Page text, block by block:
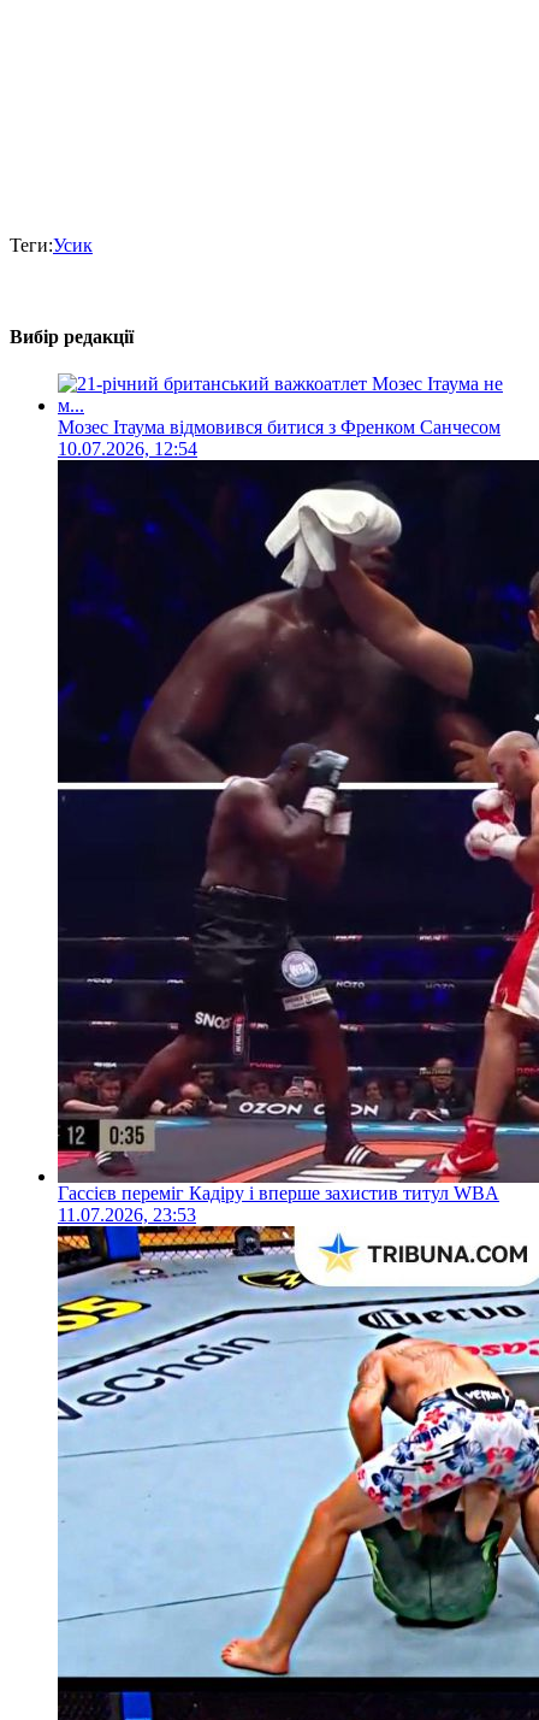
Теги:Усик
Вибір редакції
Мозес Ітаума відмовився битися з Френком Санчесом
10.07.2026, 12:54
Гассієв переміг Кадіру і вперше захистив титул WBA
11.07.2026, 23:53